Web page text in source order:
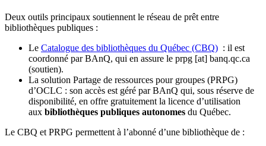
Deux outils principaux soutiennent le réseau de prêt entre
bibliothèques publiques :
Le Catalogue des bibliothèques du Québec (CBQ) : il est
coordonné par BAnQ, qui en assure le prpg [at] banq.qc.ca
(soutien).
La solution Partage de ressources pour groupes (PRPG)
d’OCLC : son accès est géré par BAnQ qui, sous réserve de
disponibilité, en offre gratuitement la licence d’utilisation
aux bibliothèques publiques autonomes du Québec.
Le CBQ et PRPG permettent à l’abonné d’une bibliothèque de :